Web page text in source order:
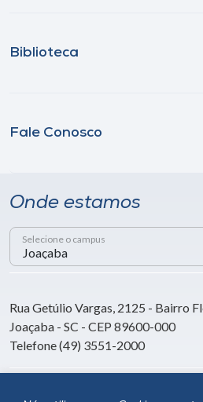
Biblioteca
Fale Conosco
Onde estamos
Selecione o campus
Rua Getúlio Vargas, 2125 - Bairro
Joaçaba - SC - CEP 89600-000
Telefone (49) 3551-2000
Siga a Unoesc